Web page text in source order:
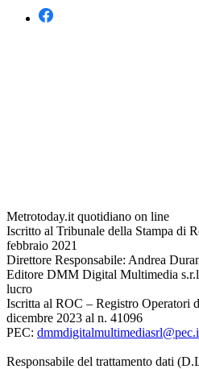
Metrotoday.it quotidiano on line
Iscritto al Tribunale della Stampa di
febbraio 2021
Direttore Responsabile: Andrea
Editore DMM Digital Multimedia
lucro
Iscritta al ROC – Registro Operatori
dicembre 2023 al n. 41096
PEC:
Responsabile del trattamento dati